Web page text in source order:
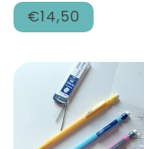
Prix
habituel
€14,50